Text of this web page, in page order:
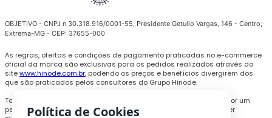
OBJETIVO - CNPJ n 30.318.916/0001-55, Presidente Getulio Vargas, 146 - Centro,
Extrema-MG - CEP: 37655-000
As regras, ofertas e condições de pagamento praticadas no e-commerce
oficial da marca são exclusivas para os pedidos realizados através do
sitewww.hinode.com.br, podendo os preços e benefícios divergirem dos
que são praticados pelos consultores do Grupo Hinode.
Todas as promoções, descontos e preços são válidos somente por um
período limitado e podem ser alterados ou encerrados a qualquer
Política de Cookies